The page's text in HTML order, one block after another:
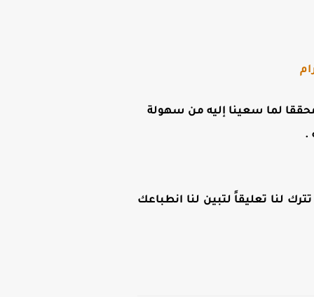
محققا لما سعينا إليه من سهولة
.
لنا تعليقاً لتبين لنا انطباعك